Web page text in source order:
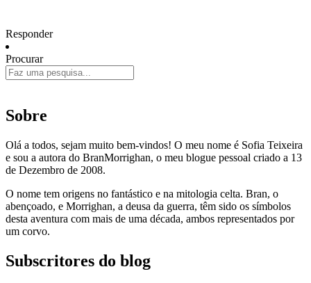
Responder
Procurar
Sobre
Olá a todos, sejam muito bem-vindos! O meu nome é Sofia Teixeira
e sou a autora do BranMorrighan, o meu blogue pessoal criado a 13
de Dezembro de 2008.
O nome tem origens no fantástico e na mitologia celta. Bran, o
abençoado, e Morrighan, a deusa da guerra, têm sido os símbolos
desta aventura com mais de uma década, ambos representados por
um corvo.
Subscritores do blog